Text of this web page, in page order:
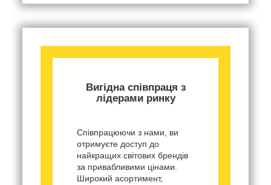
Вигідна співпраця з
лідерами ринку
Співпрацюючи з нами, ви
отримуєте доступ до
найкращих світових брендів
за привабливими цінами.
Широкий асортимент,